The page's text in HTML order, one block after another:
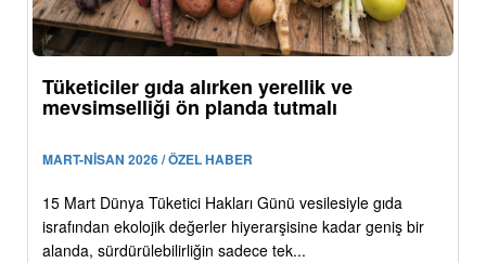
Tüketiciler gıda alırken yerellik ve
mevsimselliği ön planda tutmalı
MART-NİSAN 2026 / ÖZEL HABER
15 Mart Dünya Tüketici Hakları Günü vesilesiyle gıda
israfından ekolojik değerler hiyerarşisine kadar geniş bir
alanda, sürdürülebilirliğin sadece tek...